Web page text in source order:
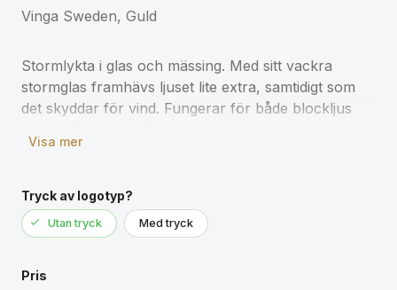
Vinga Sweden, Guld
Stormlykta i glas och mässing. Med sitt vackra
stormglas framhävs ljuset lite extra, samtidigt som
det skyddar för vind. Fungerar för både blockljus
Visa mer
Tryck av logotyp?
Utan tryck Med tryck
Pris